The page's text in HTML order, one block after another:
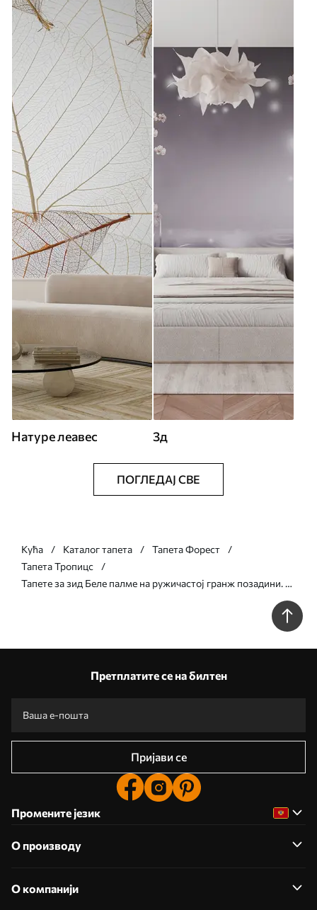
Натуре леавес 3д
ПОГЛЕДАЈ СВЕ
Кућа Каталог тапета
Тапета Форест
Тапета Тропицс
Тапете за зид Беле палме на ружичастој гранж позадини. у
Претплатите се на билтен
Пријави се
Промените језик
О производу
О компанији